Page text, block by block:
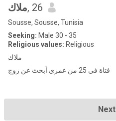
ملاك, 26
Sousse, Sousse, Tunisia
Seeking: Male 30 - 35
Religious values: Religious
ملاك
فتاة في 25 من عمري أبحث عن زوج
Next